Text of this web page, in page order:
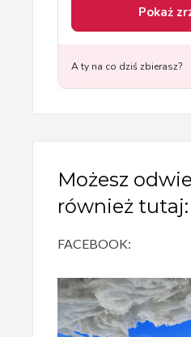
Możesz
również tutaj:
FACEBOOK: